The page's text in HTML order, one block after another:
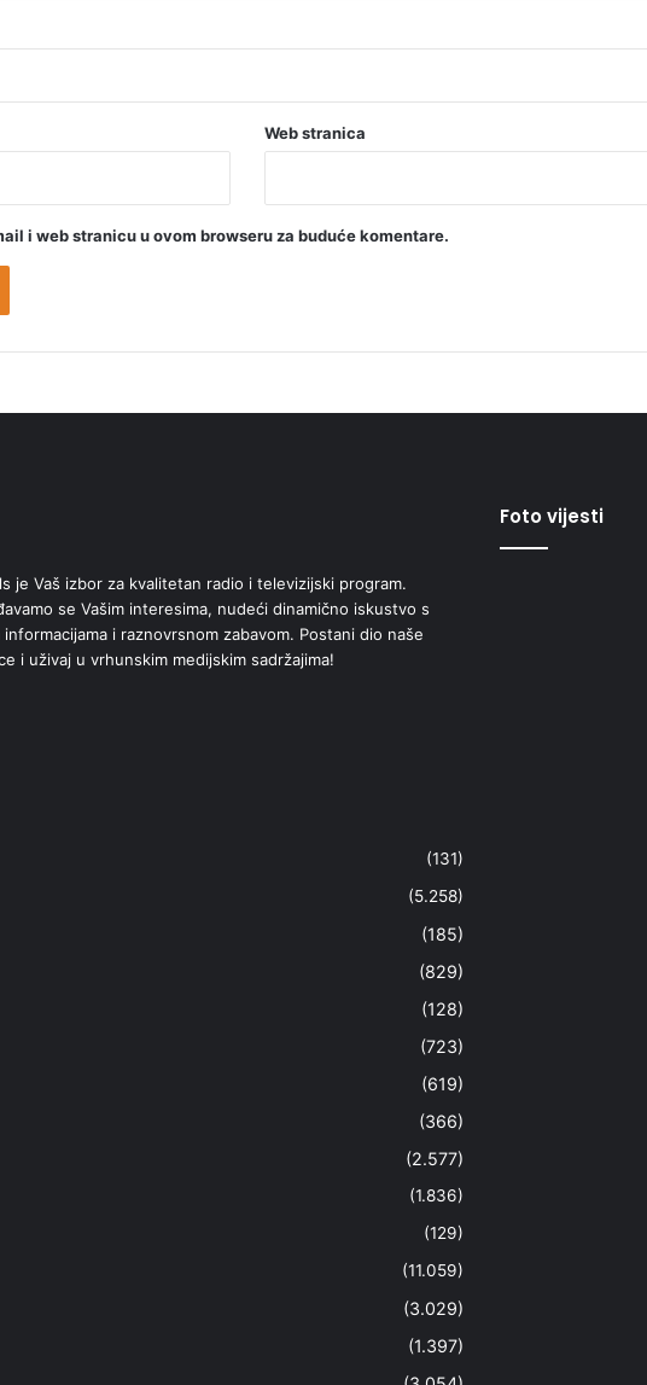
Web stranica
i web stranicu u ovom browseru za buduće komentare.
je Vaš izbor za kvalitetan radio i televizijski program.
se Vašim interesima, nudeći dinamično iskustvo s
informacijama i raznovrsnom zabavom. Postani dio naše
i uživaj u vrhunskim medijskim sadržajima!
(131)
(5.258)
(185)
(829)
(128)
(723)
(619)
(366)
(2.577)
(1.836)
(129)
(11.059)
(3.029)
(1.397)
Foto vijesti